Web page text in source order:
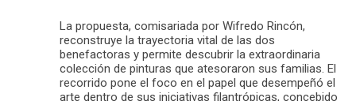
La propuesta, comisariada por Wifredo Rincón,
reconstruye la trayectoria vital de las dos
benefactoras y permite descubrir la extraordinaria
colección de pinturas que atesoraron sus familias. El
recorrido pone el foco en el papel que desempeñó el
arte dentro de sus iniciativas filantrópicas, concebido